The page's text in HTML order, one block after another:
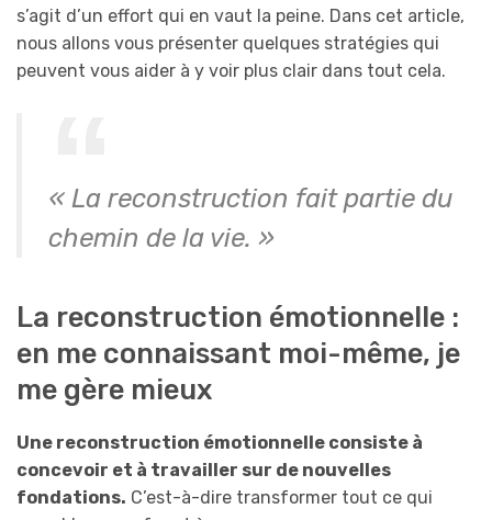
s’agit d’un effort qui en vaut la peine. Dans cet article,
nous allons vous présenter quelques stratégies qui
peuvent vous aider à y voir plus clair dans tout cela.
« La reconstruction fait partie du
chemin de la vie. »
La reconstruction émotionnelle :
en me connaissant moi-même, je
me gère mieux
Une reconstruction émotionnelle consiste à
concevoir et à travailler sur de nouvelles
fondations. C’est-à-dire transformer tout ce qui